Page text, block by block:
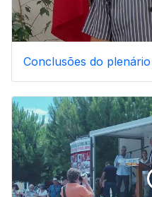
Conclusões do plenário